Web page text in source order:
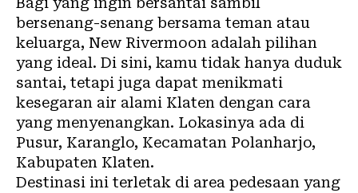
bersenang-senang bersama teman atau
keluarga, New Rivermoon adalah pilihan
yang ideal. Di sini, kamu tidak hanya duduk
santai, tetapi juga dapat menikmati
kesegaran air alami Klaten dengan cara
yang menyenangkan. Lokasinya ada di
Pusur, Karanglo, Kecamatan Polanharjo,
Kabupaten Klaten.
Destinasi ini terletak di area pedesaan yang